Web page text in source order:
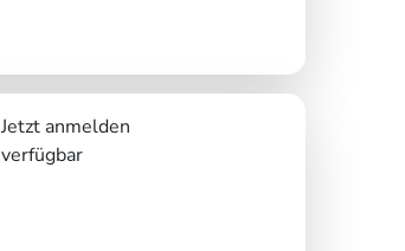
Jetzt anmelden
verfügbar